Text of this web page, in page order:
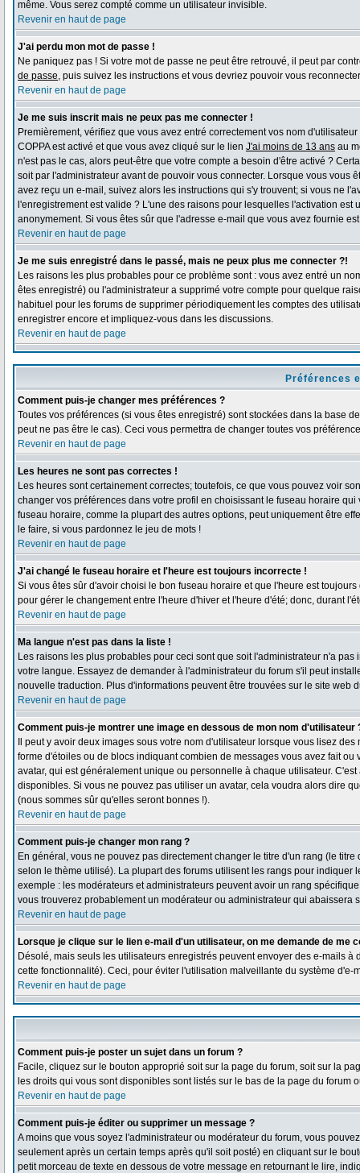
même. Vous serez compté comme un utilisateur invisible.
Revenir en haut de page
J'ai perdu mon mot de passe !
Ne paniquez pas ! Si votre mot de passe ne peut être retrouvé, il peut par
de passe, puis suivez les instructions et vous devriez pouvoir vous
Revenir en haut de page
Je me suis inscrit mais ne peux pas me connecter !
Premièrement, vérifiez que vous avez entré correctement vos nom
COPPA est activé et que vous avez cliqué sur le lien J'ai moins de 13 ans au
n'est pas le cas, alors peut-être que votre compte a besoin d'être activé ?
soit par l'administrateur avant de pouvoir vous connecter. Lorsque vous
avez reçu un e-mail, suivez alors les instructions qui s'y trouvent; si vous ne
l'enregistrement est valide ? L'une des raisons pour lesquelles l'activation
anonymement. Si vous êtes sûr que l'adresse e-mail que vous avez fournie
Revenir en haut de page
Je me suis enregistré dans le passé, mais ne peux plus me connecter ?!
Les raisons les plus probables pour ce problème sont : vous avez entré un
êtes enregistré) ou l'administrateur a supprimé votre compte pour quelque
habituel pour les forums de supprimer périodiquement les comptes des
enregistrer encore et impliquez-vous dans les discussions.
Revenir en haut de page
Préférences
Comment puis-je changer mes préférences ?
Toutes vos préférences (si vous êtes enregistré) sont stockées dans la base
peut ne pas être le cas). Ceci vous permettra de changer toutes vos
Revenir en haut de page
Les heures ne sont pas correctes !
Les heures sont certainement correctes; toutefois, ce que vous pouvez voir
changer vos préférences dans votre profil en choisissant le fuseau horaire
fuseau horaire, comme la plupart des autres options, peut uniquement être
le faire, si vous pardonnez le jeu de mots !
Revenir en haut de page
J'ai changé le fuseau horaire et l'heure est toujours incorrecte !
Si vous êtes sûr d'avoir choisi le bon fuseau horaire et que l'heure est
pour gérer le changement entre l'heure d'hiver et l'heure d'été; donc, durant
Revenir en haut de page
Ma langue n'est pas dans la liste !
Les raisons les plus probables pour ceci sont que soit l'administrateur n'a
votre langue. Essayez de demander à l'administrateur du forum s'il peut
nouvelle traduction. Plus d'informations peuvent être trouvées sur le site web
Revenir en haut de page
Comment puis-je montrer une image en dessous de mon nom d'utilisateur
Il peut y avoir deux images sous votre nom d'utilisateur lorsque vous lisez
forme d'étoiles ou de blocs indiquant combien de messages vous avez fait
avatar, qui est généralement unique ou personnelle à chaque utilisateur.
disponibles. Si vous ne pouvez pas utiliser un avatar, cela voudra alors dire
(nous sommes sûr qu'elles seront bonnes !).
Revenir en haut de page
Comment puis-je changer mon rang ?
En général, vous ne pouvez pas directement changer le titre d'un rang (le
selon le thème utilisé). La plupart des forums utilisent les rangs pour
exemple : les modérateurs et administrateurs peuvent avoir un rang
vous trouverez probablement un modérateur ou administrateur qui abaissera
Revenir en haut de page
Lorsque je clique sur le lien e-mail d'un utilisateur, on me demande de me
Désolé, mais seuls les utilisateurs enregistrés peuvent envoyer des e-mails
cette fonctionnalité). Ceci, pour éviter l'utilisation malveillante du système d'e-
Revenir en haut de page
Comment puis-je poster un sujet dans un forum ?
Facile, cliquez sur le bouton approprié soit sur la page du forum, soit sur la
les droits qui vous sont disponibles sont listés sur le bas de la page du forum
Revenir en haut de page
Comment puis-je éditer ou supprimer un message ?
A moins que vous soyez l'administrateur ou modérateur du forum, vous
seulement après un certain temps après qu'il soit posté) en cliquant sur le
petit morceau de texte en dessous de votre message en retournant le lire,